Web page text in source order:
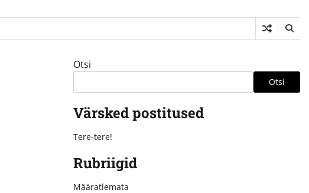
Otsi
Otsi
Värsked postitused
Tere-tere!
Rubriigid
Määratlemata